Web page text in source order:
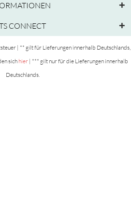
CONNECT
| ** gilt für Lieferungen innerhalb Deutschlands,
sich hier | *** gilt nur für die Lieferungen innerhalb
Deutschlands.